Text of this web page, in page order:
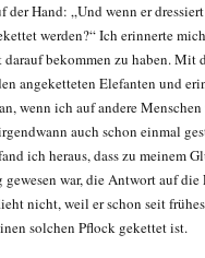
der Hand: „Und wenn er
werden?“ Ich erinnerte
bekommen zu haben. Mit
angeketteten Elefanten und
wenn ich auf andere
auch schon einmal
ich heraus, dass zu meinem
gewesen war, die Antwort auf die
nicht, weil er schon seit
solchen Pflock gekettet ist.